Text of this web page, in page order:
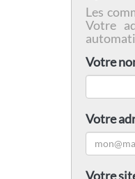
Les
Votre
Votre
Votre
Votre